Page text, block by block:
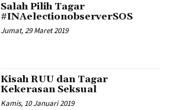
Salah Pilih Tagar
#INAelectionobserverSOS
Jumat, 29 Maret 2019
Kisah RUU dan Tagar
Kekerasan Seksual
Kamis, 10 Januari 2019